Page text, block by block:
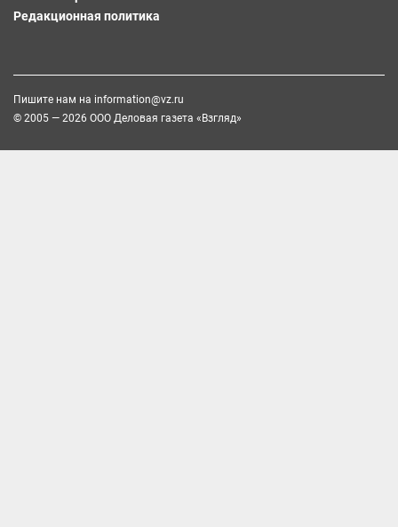
Редакционная политика
Пишите нам на information@vz.ru
© 2005 — 2026 ООО Деловая газета «Взгляд»